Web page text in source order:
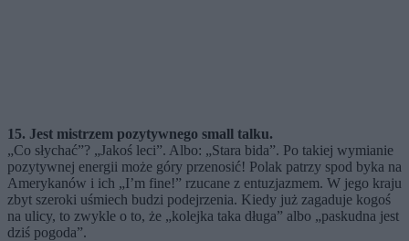
15. Jest mistrzem pozytywnego small talku.
„Co słychać”? „Jakoś leci”. Albo: „Stara bida”. Po takiej wymianie
pozytywnej energii może góry przenosić! Polak patrzy spod byka na
Amerykanów i ich „I’m fine!” rzucane z entuzjazmem. W jego kraju
zbyt szeroki uśmiech budzi podejrzenia. Kiedy już zagaduje kogoś
na ulicy, to zwykle o to, że „kolejka taka długa” albo „paskudna jest
dziś pogoda”.